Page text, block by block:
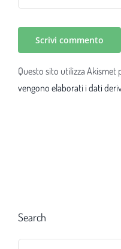
Questo sito utilizza Akismet
vengono elaborati i dati
Search